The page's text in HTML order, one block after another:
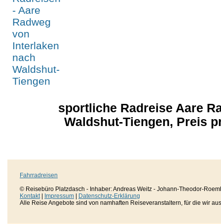
sportliche Radreise Aare
Waldshut-Tiengen, Preis
Fahrradreisen
© Reisebüro Platzdasch - Inhaber: Andreas Weitz - Johann-Theodor-
Kontakt| Impressum
Datenschutz-Erklärung
Alle Reise Angebote sind von namhaften Reiseveranstaltern, für die wir